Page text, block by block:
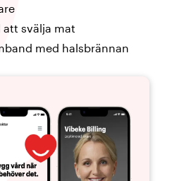
att svälja mat
med halsbrännan